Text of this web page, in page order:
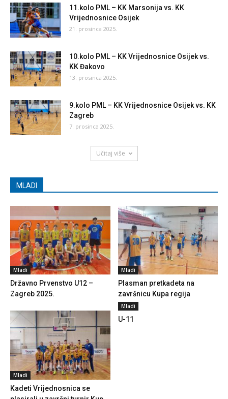
11.kolo PML – KK Marsonija vs. KK
Vrijednosnice Osijek
21. prosinca 2025.
10.kolo PML – KK Vrijednosnice Osijek vs.
KK Đakovo
13. prosinca 2025.
9.kolo PML – KK Vrijednosnice Osijek vs. KK
Zagreb
7. prosinca 2025.
Učitaj više
MLADI
Mladi
Državno Prvenstvo U12 –
Zagreb 2025.
Mladi
Plasman pretkadeta na
završnicu Kupa regija
Mladi
Kadeti Vrijednosnica se
Mladi
U-11